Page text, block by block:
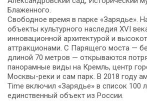
Блаженного.
Свободное время в парке «Зарядье».
объекты культурного наследия XVI
инновационной архитектурой и
аттракционами. С Парящего моста —
длиной 70 метров — открываются
панорамные виды на Кремль, центр
Москвы-реки и сам парк. В 2018 году
Time включил «Зарядье» в список 100
единственный объект из России.